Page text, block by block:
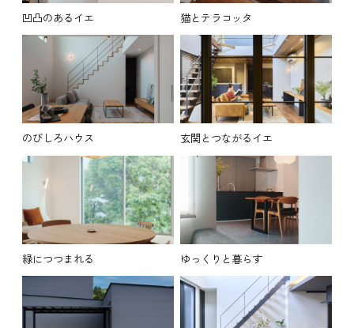
凹凸のあるイエ 猫とテラコッタ
のびしろハウス 玄関とつながるイエ
緑につつまれる ゆっくりと暮らす